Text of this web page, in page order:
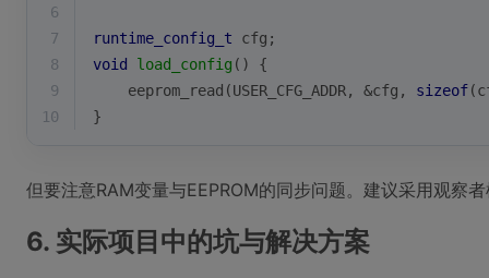
6
7
runtime_config_t cfg;
8
void load_config ()
{
9
    eeprom_read(USER_CFG_ADDR, &cfg,
sizeof
10
}
但要注意RAM变量与EEPROM的同步问题。建议采用观察
6. 实际项目中的坑与解决方案